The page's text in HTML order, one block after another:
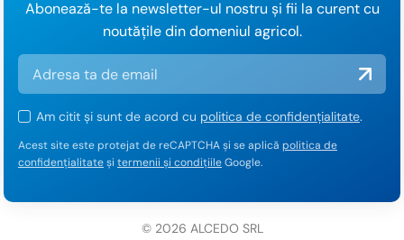
Abonează-te la newsletter-ul nostru și fii la curent cu
noutățile din domeniul agricol.
Am citit și sunt de acord cu politica de confidențialitate.
Acest site este protejat de reCAPTCHA și se aplică politica de
confidențialitateși termenii și condițiileGoogle.
© 2026 ALCEDO SRL